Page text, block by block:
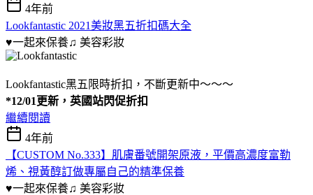
4年前
Lookfantastic 2021美妝黑五折扣碼大全
♥一起來保養♫ 美容彩妝
Lookfantastic黑五限時折扣，不斷更新中～～～
*12/01更新，英國站閃促折扣
繼續閱讀
4年前
【CUSTOM No.333】肌膚番號開架原液，平價高濃度富勒
烯、視黃醇訂做專屬自己的精準保養
♥一起來保養♫ 美容彩妝